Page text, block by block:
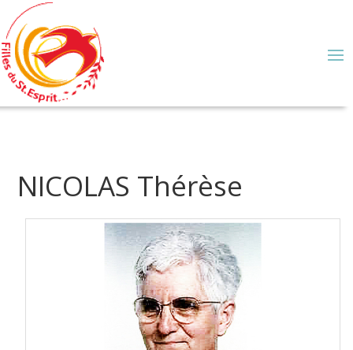
NICOLAS Thérèse